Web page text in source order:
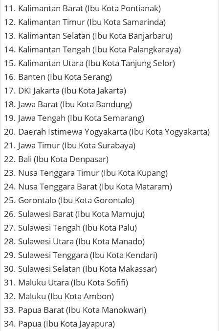
Kalimantan Barat (Ibu Kota Pontianak)
Kalimantan Timur (Ibu Kota Samarinda)
Kalimantan Selatan (Ibu Kota Banjarbaru)
Kalimantan Tengah (Ibu Kota Palangkaraya)
Kalimantan Utara (Ibu Kota Tanjung Selor)
Banten (Ibu Kota Serang)
DKI Jakarta (Ibu Kota Jakarta)
Jawa Barat (Ibu Kota Bandung)
Jawa Tengah (Ibu Kota Semarang)
Daerah Istimewa Yogyakarta (Ibu Kota Yogyakarta)
Jawa Timur (Ibu Kota Surabaya)
Bali (Ibu Kota Denpasar)
Nusa Tenggara Timur (Ibu Kota Kupang)
Nusa Tenggara Barat (Ibu Kota Mataram)
Gorontalo (Ibu Kota Gorontalo)
Sulawesi Barat (Ibu Kota Mamuju)
Sulawesi Tengah (Ibu Kota Palu)
Sulawesi Utara (Ibu Kota Manado)
Sulawesi Tenggara (Ibu Kota Kendari)
Sulawesi Selatan (Ibu Kota Makassar)
Maluku Utara (Ibu Kota Sofifi)
Maluku (Ibu Kota Ambon)
Papua Barat (Ibu Kota Manokwari)
Papua (Ibu Kota Jayapura)